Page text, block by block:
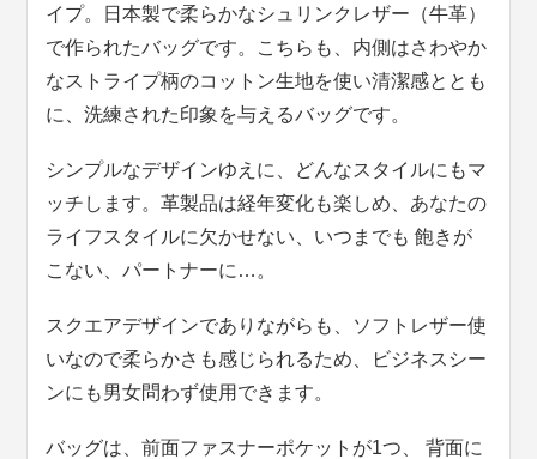
イプ。日本製で柔らかなシュリンクレザー（牛革）
で作られたバッグです。こちらも、内側はさわやか
なストライプ柄のコットン生地を使い清潔感ととも
に、洗練された印象を与えるバッグです。
シンプルなデザインゆえに、どんなスタイルにもマ
ッチします。革製品は経年変化も楽しめ、あなたの
ライフスタイルに欠かせない、いつまでも 飽きが
こない、パートナーに…。
スクエアデザインでありながらも、ソフトレザー使
いなので柔らかさも感じられるため、ビジネスシー
ンにも男女問わず使用できます。
バッグは、前面ファスナーポケットが1つ、 背面に